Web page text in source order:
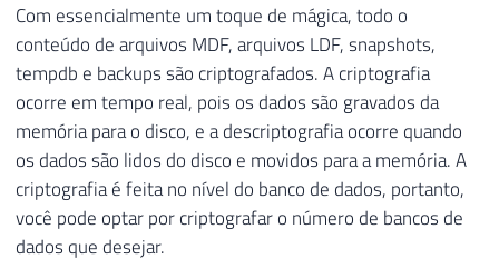
Com essencialmente um toque de mágica, todo o
conteúdo de arquivos MDF, arquivos LDF, snapshots,
tempdb e backups são criptografados. A criptografia
ocorre em tempo real, pois os dados são gravados da
memória para o disco, e a descriptografia ocorre quando
os dados são lidos do disco e movidos para a memória. A
criptografia é feita no nível do banco de dados, portanto,
você pode optar por criptografar o número de bancos de
dados que desejar.